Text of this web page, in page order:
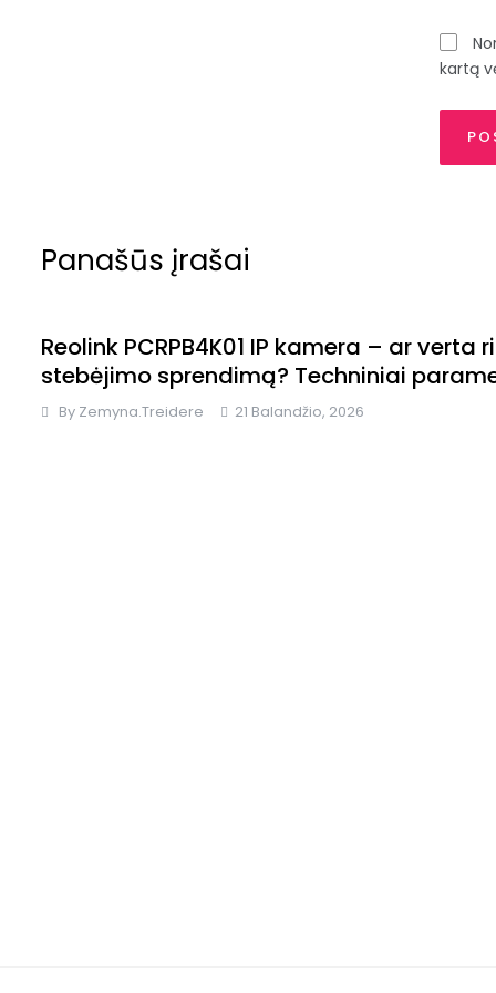
kartą
Panašūs įrašai
Reolink PCRPB4K01 IP kamera – ar verta
stebėjimo sprendimą? Techniniai
By Zemyna.treidere 21 Balandžio, 2026